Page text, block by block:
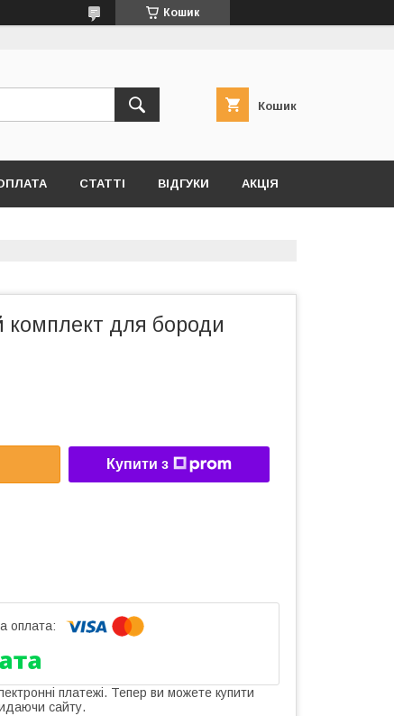
Кошик
Кошик
СТАТТІ ВІДГУКИ АКЦІЯ
комплект для бороди
Купити з
платежі. Тепер ви можете купити
сайту.